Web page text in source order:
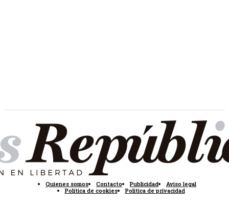
Quienes somos Contacto Publicidad
Aviso legal
Política de cookies
Política de privacidad